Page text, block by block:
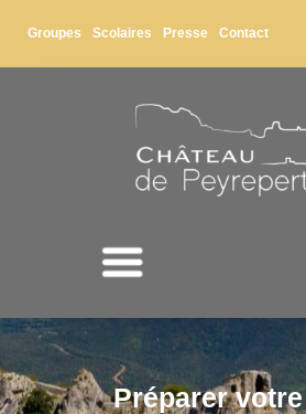
Groupes Scolaires Presse Contact
Préparer